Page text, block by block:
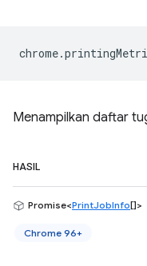
chrome.
Menampilkan daftar
HASIL
Promise<PrintJobInfo[]>
Chrome 96+